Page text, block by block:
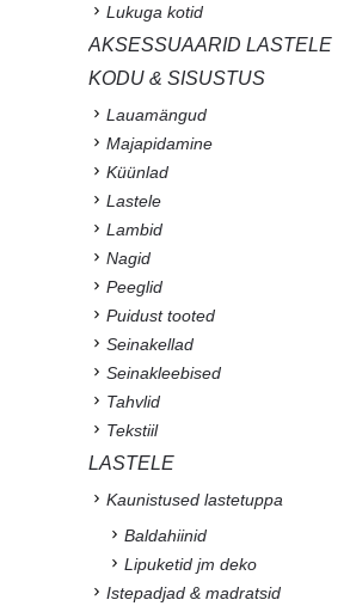
Lukuga kotid
AKSESSUAARID LASTELE
KODU & SISUSTUS
Lauamängud
Majapidamine
Küünlad
Lastele
Lambid
Nagid
Peeglid
Puidust tooted
Seinakellad
Seinakleebised
Tahvlid
Tekstiil
LASTELE
Kaunistused lastetuppa
Baldahiinid
Lipuketid jm deko
Istepadjad & madratsid